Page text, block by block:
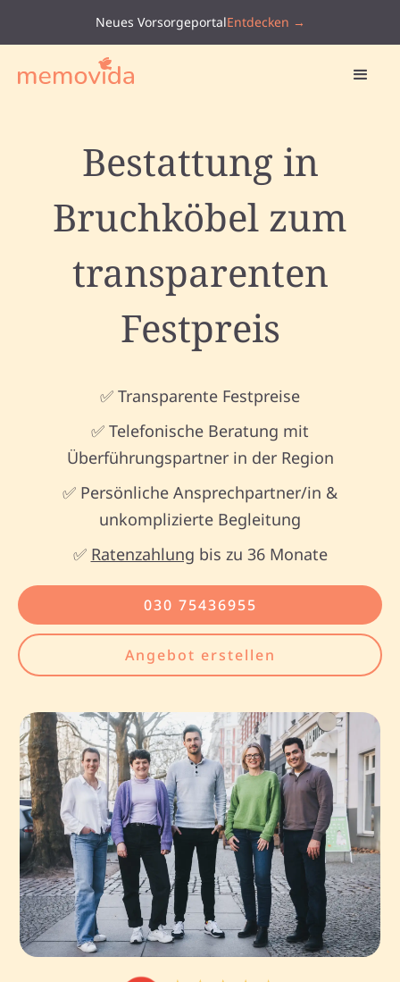
Neues VorsorgeportalEntdecken →
Bestattung in
Bruchköbel zum
transparenten
Festpreis
✅ Transparente Festpreise
✅ Telefonische Beratung mit
Überführungspartner in der Region
✅ Persönliche Ansprechpartner/in &
unkomplizierte Begleitung
✅ Ratenzahlung bis zu 36 Monate
030 75436955
Angebot erstellen